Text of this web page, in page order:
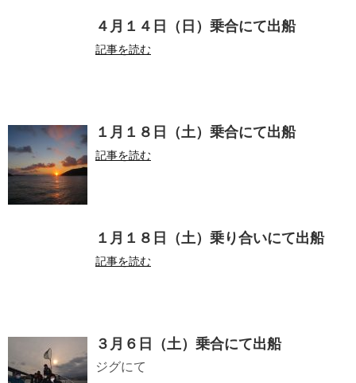
４月１４日（日）乗合にて出船
記事を読む
１月１８日（土）乗合にて出船
記事を読む
１月１８日（土）乗り合いにて出船
記事を読む
３月６日（土）乗合にて出船
ジグにて